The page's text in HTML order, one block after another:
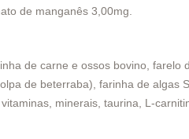
de manganês 3,00mg.
de carne e ossos bovino,
de beterraba), farinha de algas
minerais, taurina, L-